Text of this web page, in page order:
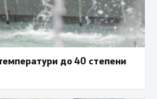
до 40 степени